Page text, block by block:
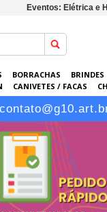
Eventos: Elétrica e
BORRACHAS BRINDES
CANIVETES / FACAS